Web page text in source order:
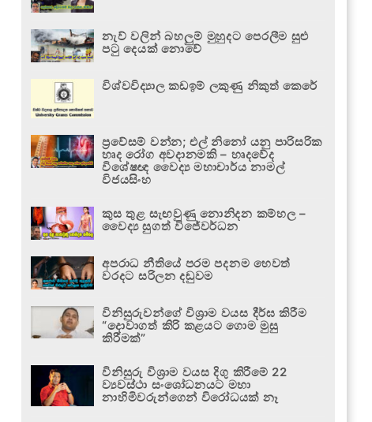
නැව් වලින් බහලුම් මුහුදට පෙරලීම සුළු
පටු දෙයක් නොවේ
විශ්වවිද්‍යාල කඩඉම් ලකුණු නිකුත් කෙරේ
ප්‍රවේසම් වන්න; එල් නිනෝ යනු පාරිසරික
හෘද රෝග අවදානමකි – හෘදවේද
විශේෂඥ වෛද්‍ය මහාචාර්ය නාමල්
විජයසිංහ
කුස තුළ සැඟවුණු නොනිදන කම්හල –
වෛද්‍ය සුගත් විජේවර්ධන
අපරාධ නීතියේ පරම පදනම හෙවත්
වරදට සරිලන දඬුවම
විනිසුරුවන්ගේ විශ්‍රාම වයස දීර්ඝ කිරීම
“දොවාගත් කිරි කළයට ගොම මුසු
කිරීමක්”
විනිසුරු විශ්‍රාම වයස දිගු කිරීමේ 22
ව්‍යවස්ථා සංශෝධනයට මහා
නාහිමිවරුන්ගෙන් විරෝධයක් නෑ